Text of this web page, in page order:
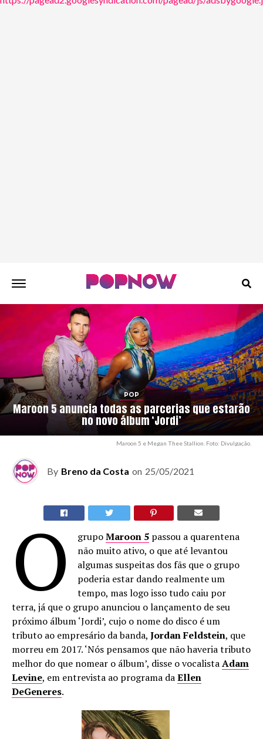
POP
Maroon 5 anuncia todas as parcerias que estarão
no novo álbum ‘Jordi’
Maroon 5 e Megan Thee Stallion. Foto: Divulgação.
By Breno da Costa on 25/05/2021
O grupoMaroon 5 passou a quarentena
não muito ativo, o que até levantou
algumas suspeitas dos fãs que o grupo
poderia estar dando realmente um
tempo, mas logo isso tudo caiu por
terra, já que o grupo anunciou o lançamento de seu
próximo álbum ‘Jordi’, cujo o nome do disco é um
tributo ao empresário da banda, Jordan Feldstein, que
morreu em 2017. ‘Nós pensamos que não haveria tributo
melhor do que nomear o álbum’, disse o vocalistaAdam
Levine, em entrevista ao programa daEllen
DeGeneres.